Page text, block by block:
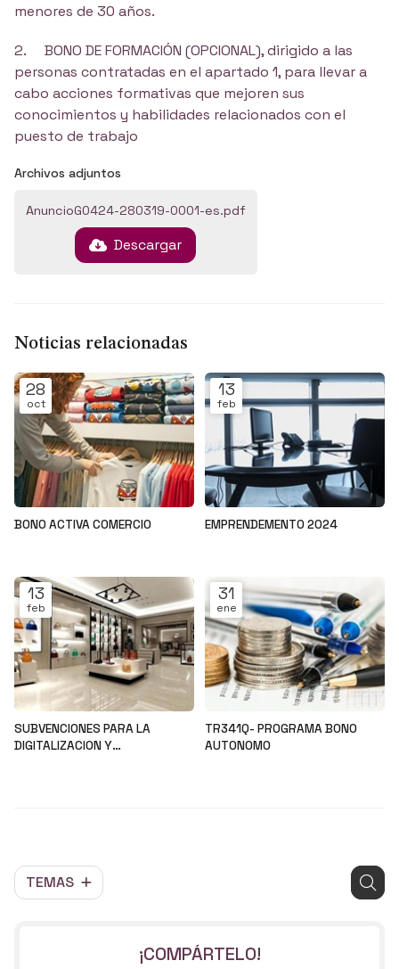
TEMAS
menores de 30 años.
2. BONO DE FORMACIÓN (OPCIONAL), dirigido a las
personas contratadas en el apartado 1, para llevar a
cabo acciones formativas que mejoren sus
conocimientos y habilidades relacionados con el
puesto de trabajo
Archivos adjuntos
AnuncioG0424-280319-0001-es.pdf
Descargar
Noticias relacionadas
28
oct
BONO ACTIVA COMERCIO
13
feb
EMPRENDEMENTO 2024
13
feb
SUBVENCIONES PARA LA
DIGITALIZACION Y
31
ene
TR341Q- PROGRAMA BONO
AUTONOMO
¡COMPÁRTELO!